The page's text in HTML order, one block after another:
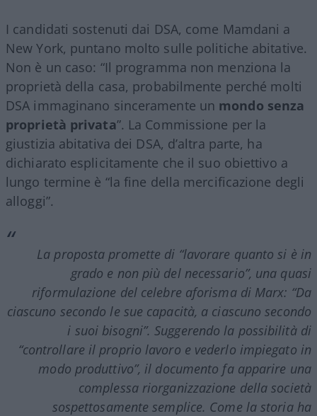
I candidati sostenuti dai DSA, come Mamdani a
New York, puntano molto sulle politiche abitative.
Non è un caso: “Il programma non menziona la
proprietà della casa, probabilmente perché molti
DSA immaginano sinceramente un mondo senza
proprietà privata”. La Commissione per la
giustizia abitativa dei DSA, d’altra parte, ha
dichiarato esplicitamente che il suo obiettivo a
lungo termine è “la fine della mercificazione degli
alloggi”.
La proposta promette di “lavorare quanto si è in
grado e non più del necessario”, una quasi
riformulazione del celebre aforisma di Marx: “Da
ciascuno secondo le sue capacità, a ciascuno secondo
i suoi bisogni”. Suggerendo la possibilità di
“controllare il proprio lavoro e vederlo impiegato in
modo produttivo”, il documento fa apparire una
complessa riorganizzazione della società
sospettosamente semplice. Come la storia ha